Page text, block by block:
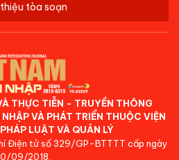
tòa soạn
THỰC TIỄN - TRUYỀN THÔNG
VÀ PHÁT TRIỂN THUỘC VIỆN
LUẬT VÀ QUẢN LÝ
Điện tử số 329/GP-BTTTT cấp ngày
09/2018.